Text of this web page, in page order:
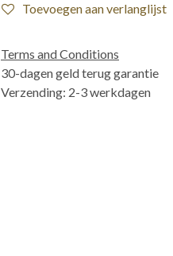
Toevoegen aan verlanglijst
Terms and Conditions
30-dagen geld terug garantie
Verzending: 2-3 werkdagen